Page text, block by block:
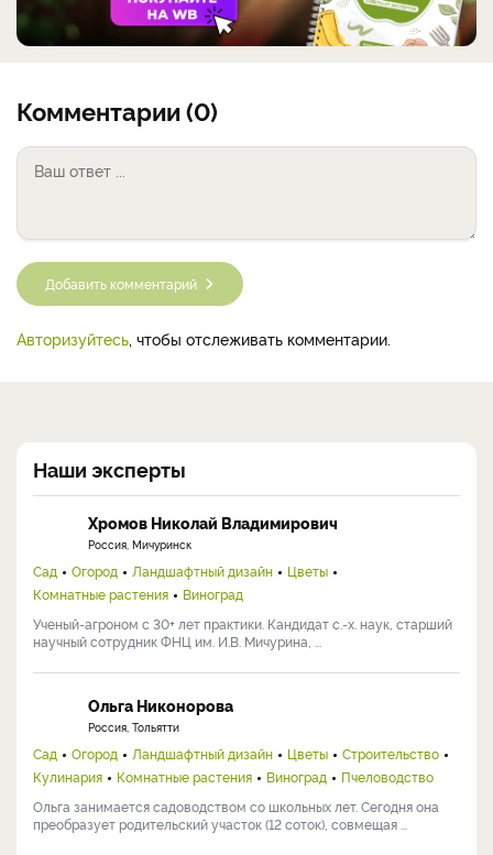
Комментарии (0)
Добавить комментарий
Авторизуйтесь , чтобы отслеживать комментарии.
Наши эксперты
Хромов Николай Владимирович
Россия, Мичуринск
Сад Огород Ландшафтный дизайн
Цветы
Комнатные растения
Виноград
Ученый-агроном с 30+ лет практики. Кандидат с.-х. наук, старший
научный сотрудник ФНЦ им. И.В. Мичурина, ...
Ольга Никонорова
Россия, Тольятти
Сад Огород Ландшафтный дизайн Цветы
Строительство
Кулинария
Комнатные растения Виноград
Пчеловодство
Ольга занимается садоводством со школьных лет. Сегодня она
преобразует родительский участок (12 соток), совмещая ...